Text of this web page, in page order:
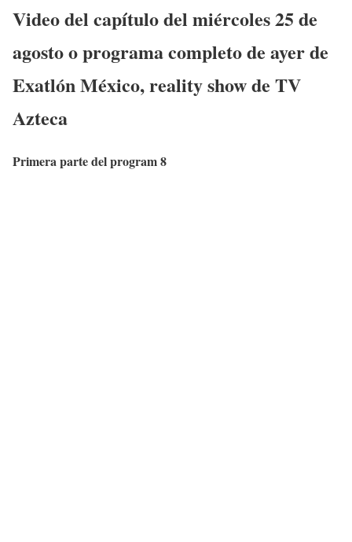
Video del capítulo del miércoles 25 de
agosto o programa completo de ayer de
Exatlón México, reality show de TV
Azteca
Primera parte del program 8